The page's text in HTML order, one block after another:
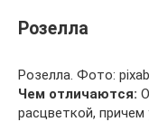
Розелла
Розелла. Фото:
Чем отличаются:
расцветкой,